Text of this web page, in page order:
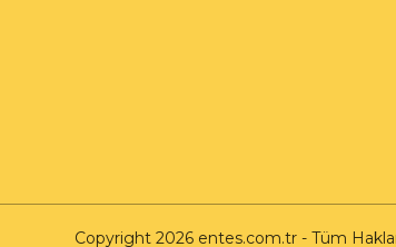
Copyright 2026 entes.com.tr - Tüm Hakları